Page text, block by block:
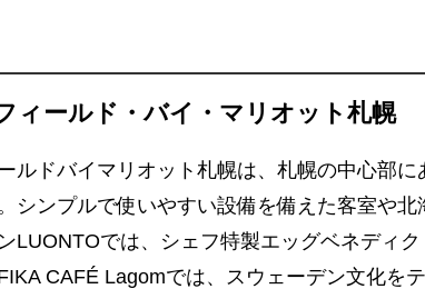
ィールド・バイ・マリオット札幌
ルドバイマリオット札幌は、札幌の中心部
シンプルで使いやすい設備を備えた客室や
LUONTOでは、シェフ特製エッグベネディ
CAFÉ Lagomでは、スウェーデン文化を